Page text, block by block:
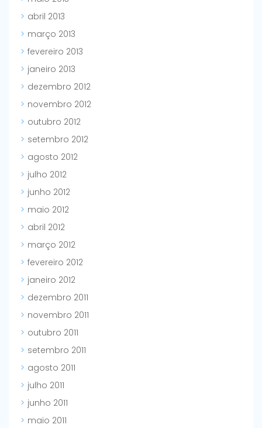
abril 2013
março 2013
fevereiro 2013
janeiro 2013
dezembro 2012
novembro 2012
outubro 2012
setembro 2012
agosto 2012
julho 2012
junho 2012
maio 2012
abril 2012
março 2012
fevereiro 2012
janeiro 2012
dezembro 2011
novembro 2011
outubro 2011
setembro 2011
agosto 2011
julho 2011
junho 2011
maio 2011